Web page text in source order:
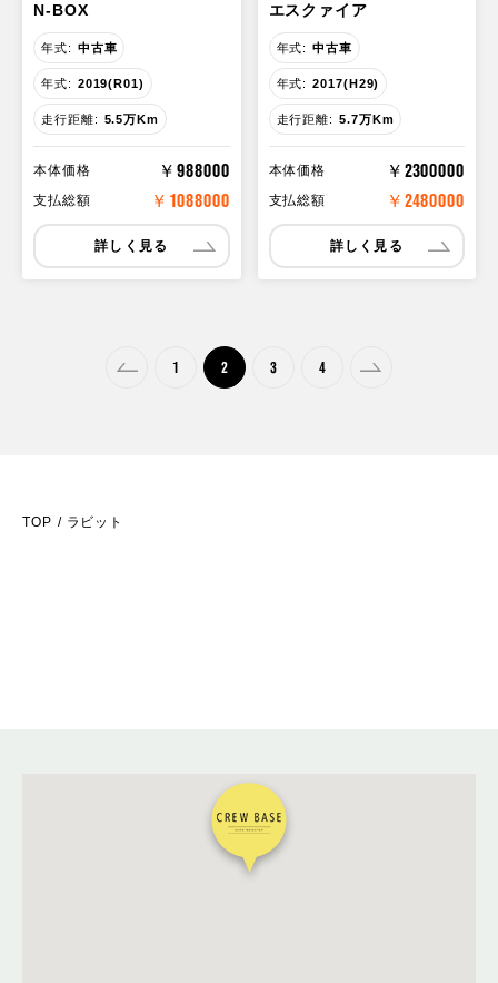
N-BOX
年式: 中古車
年式: 2019(R01)
走行距離: 5.5万Km
本体価格 ￥988000
支払総額 ￥1088000
詳しく見る
エスクァイア
年式: 中古車
年式: 2017(H29)
走行距離: 5.7万Km
本体価格 ￥2300000
支払総額 ￥2480000
詳しく見る
1 2 3 4
TOP ラビット